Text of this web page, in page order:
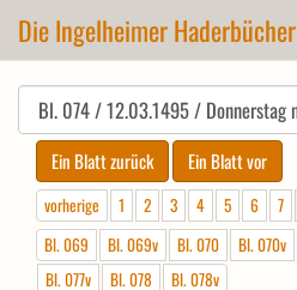
Die Ingelheimer Haderbücher
vorherige 1 2 3 4 5 6 7
Bl. 069
Bl. 069v Bl. 070 Bl. 070v
Bl. 077v
Bl. 078 Bl. 078v